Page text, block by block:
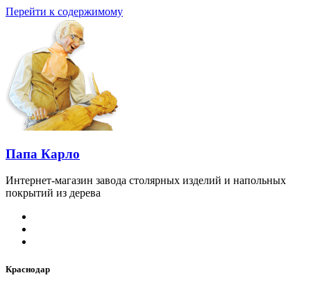
Перейти к содержимому
Папа Карло
Интернет-магазин завода столярных изделий и напольных
покрытий из дерева
Краснодар